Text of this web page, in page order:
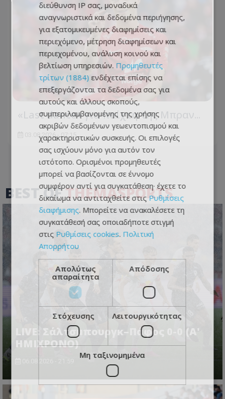
«Last dance» για παίχτη της Μπραν...
BEST OFTHEMASPORTS
LIVE: Σάλτσμπουργκ–Πάφος 0-0 (Α'
ΗΜΙΧΡΟΝΟ)
διεύθυνση IP σας, μοναδικά
αναγνωριστικά και δεδομένα περιήγησης,
για εξατομικευμένες διαφημίσεις και
περιεχόμενο, μέτρηση διαφημίσεων και
περιεχομένου, ανάλυση κοινού και
βελτίωση υπηρεσιών. Προμηθευτές
τρίτων (1884) ενδέχεται επίσης να
επεξεργάζονται τα δεδομένα σας για
αυτούς και άλλους σκοπούς,
συμπεριλαμβανομένης της χρήσης
ακριβών δεδομένων γεωεντοπισμού και
χαρακτηριστικών συσκευής. Οι επιλογές
σας ισχύουν μόνο για αυτόν τον
ιστότοπο. Ορισμένοι προμηθευτές
μπορεί να βασίζονται σε έννομο
συμφέρον αντί για συγκατάθεση· έχετε το
δικαίωμα να αντιταχθείτε στις Ρυθμίσεις
διαφήμισης. Μπορείτε να ανακαλέσετε τη
συγκατάθεσή σας οποιαδήποτε στιγμή
στις Ρυθμίσεις cookies. Πολιτική
Απορρήτου
Απολύτως
απαραίτητα
Απόδοσης
Στόχευσης Λειτουργικότητας
Μη ταξινομημένα